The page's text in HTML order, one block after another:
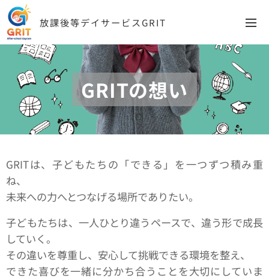
放課後等デイサービスGRIT
GRITの想い
GRITは、子どもたちの「できる」を一つずつ積み重
ね、
未来への力へとつなげる場所でありたい。
子どもたちは、一人ひとり違うペースで、違う形で成長
していく。
その違いを尊重し、安心して挑戦できる環境を整え、
できた喜びを一緒に分かち合うことを大切にしていま